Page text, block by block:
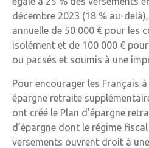
décembre 2023 (18 % au-
annuelle de 50 000 € pour les
isolément et de 100 000 €
ou pacsés et soumis à une
Pour encourager les Français
épargne retraite
ont créé le Plan d’épargne
d’épargne dont le régime
versements ouvrent droit à